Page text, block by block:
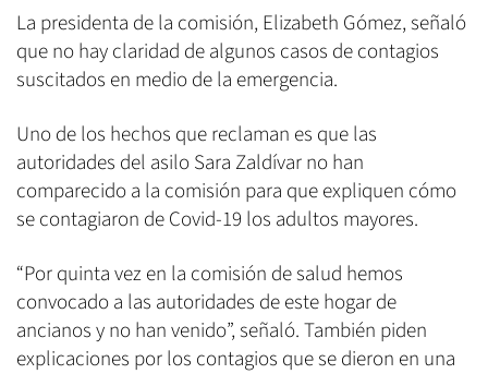
La presidenta de la comisión, Elizabeth Gómez, señaló
que no hay claridad de algunos casos de contagios
suscitados en medio de la emergencia.
Uno de los hechos que reclaman es que las
autoridades del asilo Sara Zaldívar no han
comparecido a la comisión para que expliquen cómo
se contagiaron de Covid-19 los adultos mayores.
“Por quinta vez en la comisión de salud hemos
convocado a las autoridades de este hogar de
ancianos y no han venido”, señaló. También piden
explicaciones por los contagios que se dieron en una